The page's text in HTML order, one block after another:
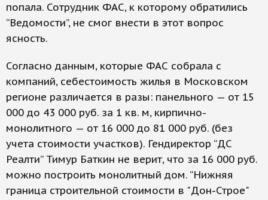
попала. Сотрудник ФАС, к которому обратились
“Ведомости”, не смог внести в этот вопрос
ясность.
Согласно данным, которые ФАС собрала с
компаний, себестоимость жилья в Московском
регионе различается в разы: панельного — от 15
000 до 43 000 руб. за 1 кв. м, кирпично-
монолитного — от 16 000 до 81 000 руб. (без
учета стоимости участков). Гендиректор “ДС
Реалти” Тимур Баткин не верит, что за 16 000 руб.
можно построить монолитный дом. “Нижняя
граница строительной стоимости в "Дон-Строе"